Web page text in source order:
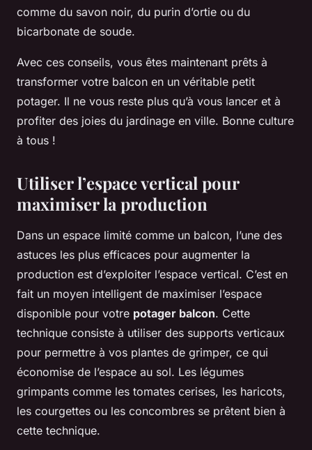
comme du savon noir, du purin d’ortie ou du
bicarbonate de soude.
Avec ces conseils, vous êtes maintenant prêts à
transformer votre balcon en un véritable petit
potager. Il ne vous reste plus qu’à vous lancer et à
profiter des joies du jardinage en ville. Bonne culture
à tous !
Utiliser l’espace vertical pour
maximiser la production
Dans un espace limité comme un balcon, l’une des
astuces les plus efficaces pour augmenter la
production est d’exploiter l’espace vertical. C’est en
fait un moyen intelligent de maximiser l’espace
disponible pour votre potager balcon. Cette
technique consiste à utiliser des supports verticaux
pour permettre à vos plantes de grimper, ce qui
économise de l’espace au sol. Les légumes
grimpants comme les tomates cerises, les haricots,
les courgettes ou les concombres se prêtent bien à
cette technique.